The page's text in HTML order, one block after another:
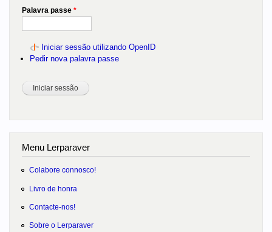
Palavra passe *
Iniciar sessão utilizando OpenID
Pedir nova palavra passe
Menu Lerparaver
Colabore connosco!
Livro de honra
Contacte-nos!
Sobre o Lerparaver